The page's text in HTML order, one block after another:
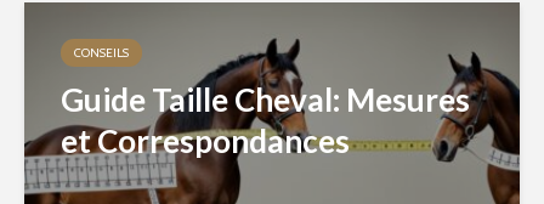
CONSEILS
Guide Taille Cheval: Mesures
et Correspondances